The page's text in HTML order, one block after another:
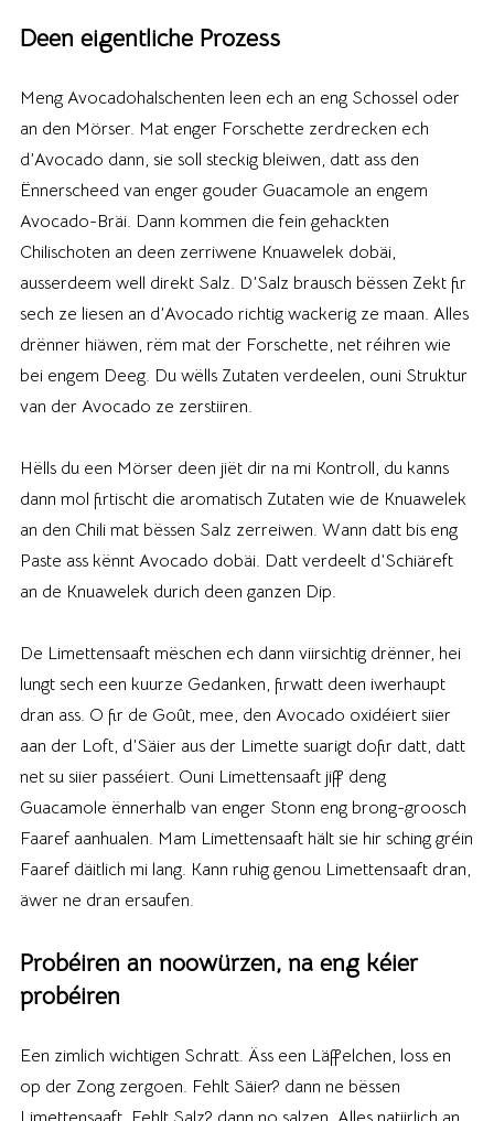
Deen eigentliche Prozess
Meng Avocadohalschenten leen ech an eng Schossel oder
an den Mörser. Mat enger Forschette zerdrecken ech
d’Avocado dann, sie soll steckig bleiwen, datt ass den
Ënnerscheed van enger gouder Guacamole an engem
Avocado-Bräi. Dann kommen die fein gehackten
Chilischoten an deen zerriwene Knuawelek dobäi,
ausserdeem well direkt Salz. D’Salz brausch bëssen Zekt fir
sech ze liesen an d’Avocado richtig wackerig ze maan. Alles
drënner hiäwen, rëm mat der Forschette, net réihren wie
bei engem Deeg. Du wëlls Zutaten verdeelen, ouni Struktur
van der Avocado ze zerstiiren.
Hëlls du een Mörser deen jiët dir na mi Kontroll, du kanns
dann mol firtischt die aromatisch Zutaten wie de Knuawelek
an den Chili mat bëssen Salz zerreiwen. Wann datt bis eng
Paste ass kënnt Avocado dobäi. Datt verdeelt d’Schiäreft
an de Knuawelek durich deen ganzen Dip.
De Limettensaaft mëschen ech dann viirsichtig drënner, hei
lungt sech een kuurze Gedanken, firwatt deen iwerhaupt
dran ass. O fir de Goût, mee, den Avocado oxidéiert siier
aan der Loft, d’Säier aus der Limette suarigt dofir datt, datt
net su siier passéiert. Ouni Limettensaaft jiff deng
Guacamole ënnerhalb van enger Stonn eng brong-groosch
Faaref aanhualen. Mam Limettensaaft hält sie hir sching gréin
Faaref däitlich mi lang. Kann ruhig genou Limettensaaft dran,
äwer ne dran ersaufen.
Probéiren an noowürzen, na eng kéier
probéiren
Een zimlich wichtigen Schratt. Äss een Läffelchen, loss en
op der Zong zergoen. Fehlt Säier? dann ne bëssen